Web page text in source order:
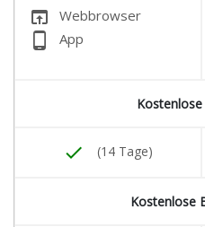
open_in_browser Webbrowser
phone_android App
done (14 Tage)
Kostenlose